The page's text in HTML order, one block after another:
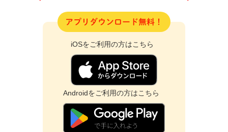
アプリダウンロード無料！
iOSをご利用の方はこちら
Androidをご利用の方はこちら